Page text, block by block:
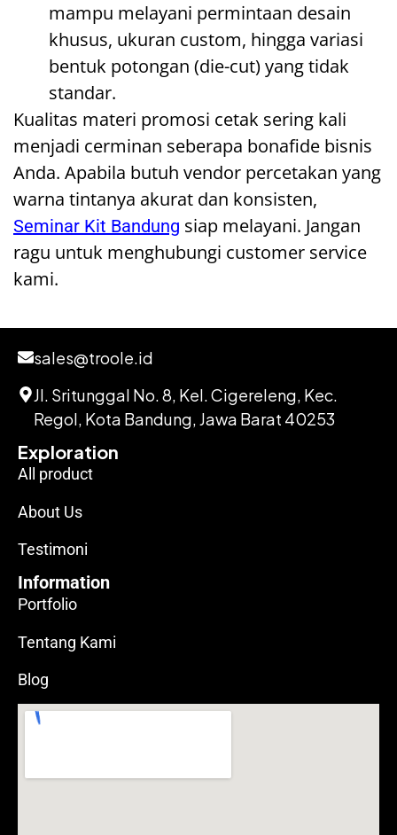
mampu melayani permintaan desain
khusus, ukuran custom, hingga variasi
bentuk potongan (die-cut) yang tidak
standar.
Kualitas materi promosi cetak sering kali
menjadi cerminan seberapa bonafide bisnis
Anda. Apabila butuh vendor percetakan yang
warna tintanya akurat dan konsisten,
Seminar Kit Bandung siap melayani. Jangan
ragu untuk menghubungi customer service
kami.
sales@troole.id
Jl. Sritunggal No. 8, Kel. Cigereleng, Kec.
Regol, Kota Bandung, Jawa Barat 40253
Exploration
All product
About Us
Testimoni
Information
Portfolio
Tentang Kami
Blog